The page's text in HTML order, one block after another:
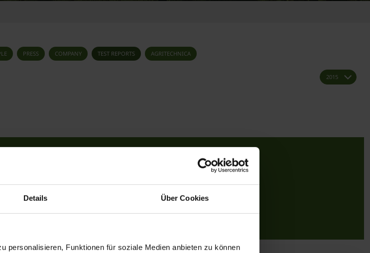
Details Über Cookies
personalisieren, Funktionen für soziale Medien anbieten zu können
PRESS COMPANY TEST REPORTS AGRITECHNICA
SIGN UP